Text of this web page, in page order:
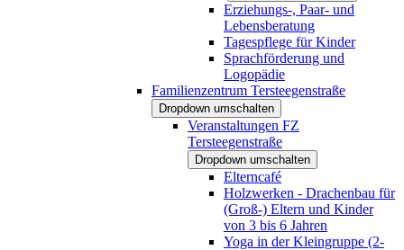
Erziehungs-, Paar- und
Lebensberatung
Tagespflege für Kinder
Sprachförderung und
Logopädie
Familienzentrum Tersteegenstraße
Dropdown umschalten
Veranstaltungen FZ
Tersteegenstraße
Dropdown umschalten
Elterncafé
Holzwerken - Drachenbau für
(Groß-) Eltern und Kinder
von 3 bis 6 Jahren
Yoga in der Kleingruppe (2-